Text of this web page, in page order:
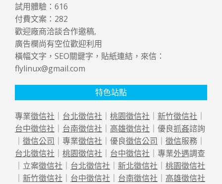
試用體驗： 616
付費文案： 282
歡迎廠商洽談合作邀稿,
廣告欄尚有空位歡迎利用
橫幅文字，SEO關鍵字，貼紙連結，來信：
flylinux@gmail.com
特色站點
專業徵信社 台北徵信社 桃園徵信社 新竹徵信社
台中徵信社
台南徵信社 高雄徵信社 ｜優良抓姦諮詢
徵信公司 ｜專業徵信社 ｜優良徵信公司 徵信服務｜
台北徵信社
桃園徵信社 台中徵信社 ｜專業外遇調查
｜立案徵信社 台北徵信社 新北徵信社
桃園徵信社
新竹徵信社 台中徵信社 台南徵信社
高雄徵信社